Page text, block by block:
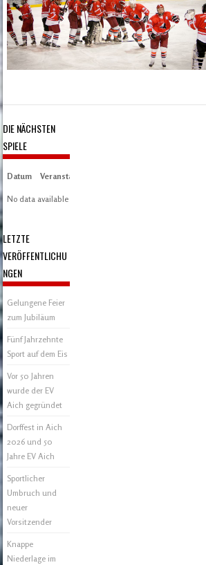
DIE NÄCHSTEN
SPIELE
Datum Veranstaltung
No data available in table
LETZTE
VERÖFFENTLICHU
NGEN
Gelungene Feier
zum Jubiläum
Fünf Jahrzehnte
Sport auf dem Eis
Vor 50 Jahren
wurde der EV
Aich gegründet
Dorffest in Aich
2026 und 50
Jahre EV Aich
Sportlicher
Umbruch und
neuer
Vorsitzender
Knappe
Niederlage im